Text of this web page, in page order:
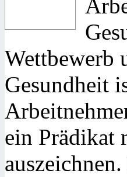
Wettbewerb
Gesundheit
ein Prädikat